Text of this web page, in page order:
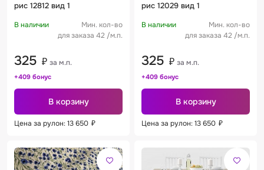
рис 12812 вид 1
В наличии
Мин. кол-во
для заказа 42 /м.п.
325 ₽ за м.п.
+409 бонус
В корзину
Цена за рулон: 13 650 ₽
рис 12029 вид 1
В наличии
Мин. кол-во
для заказа 42 /м.п.
325 ₽ за м.п.
+409 бонус
В корзину
Цена за рулон: 13 650 ₽